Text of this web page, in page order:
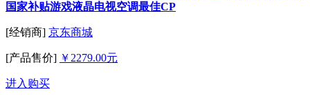
国家补贴游戏液晶电视空调最佳CP
[经销商] 京东商城
[产品售价] ￥2279.00元
进入购买